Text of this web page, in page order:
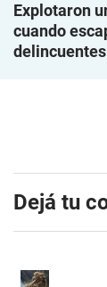
Explotaron
cuando
delincuentes
Dejá tu